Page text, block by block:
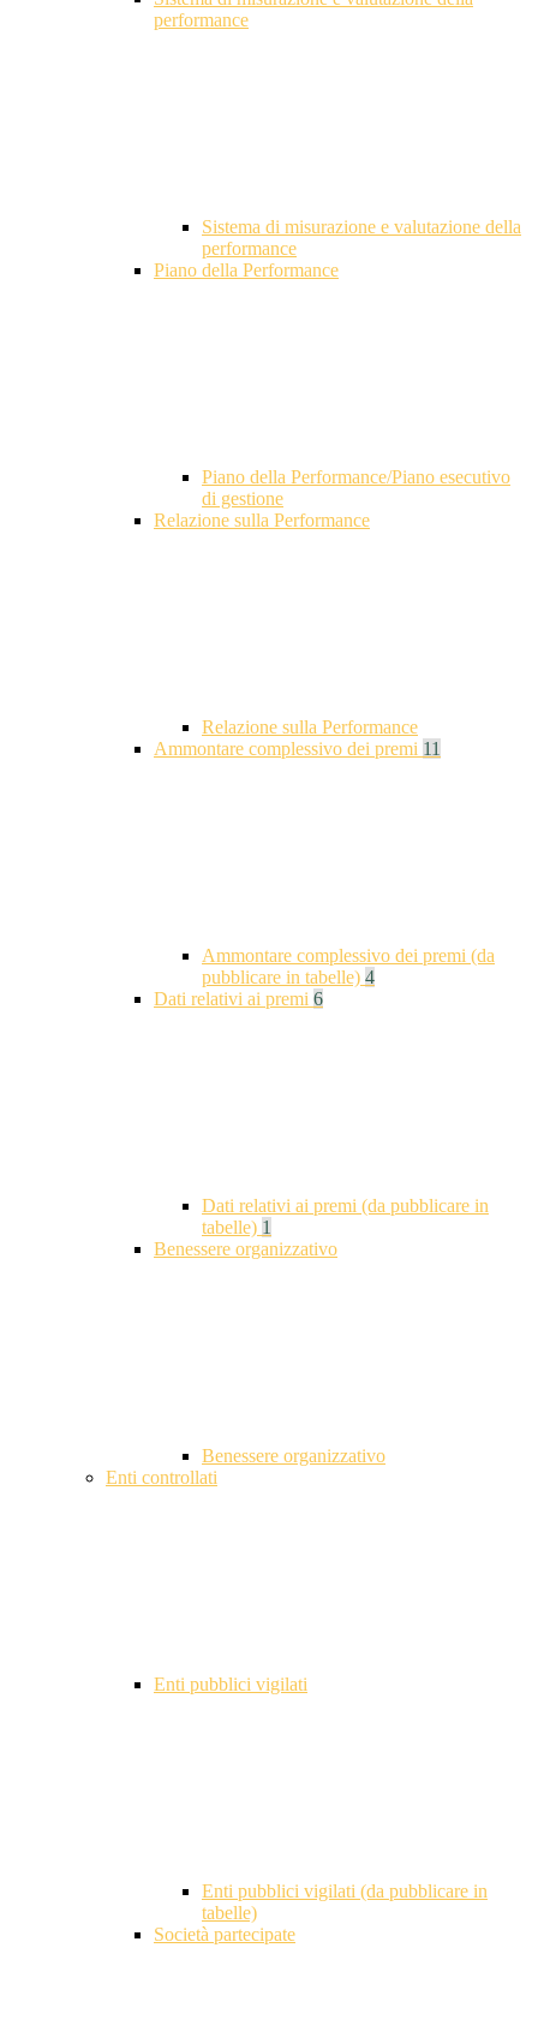
performance
Sistema di misurazione e valutazione della
performance
Piano della Performance
Piano della Performance/Piano esecutivo
di gestione
Relazione sulla Performance
Relazione sulla Performance
Ammontare complessivo dei premi 11
Ammontare complessivo dei premi (da
pubblicare in tabelle) 4
Dati relativi ai premi 6
Dati relativi ai premi (da pubblicare in
tabelle) 1
Benessere organizzativo
Benessere organizzativo
Enti controllati
Enti pubblici vigilati
Enti pubblici vigilati (da pubblicare in
tabelle)
Società partecipate